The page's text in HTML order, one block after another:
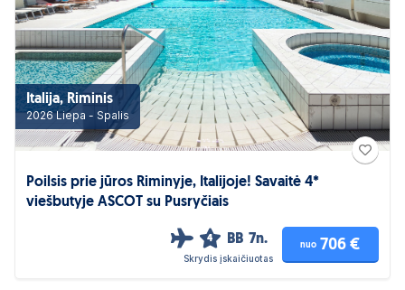
Italija, Riminis
2026 Liepa - Spalis
Poilsis prie jūros Riminyje, Italijoje! Savaitė 4*
viešbutyje ASCOT su Pusryčiais
4 BB 7n.
Skrydis įskaičiuotas
nuo 706 €